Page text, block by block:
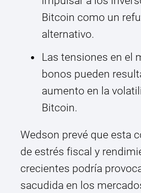
Bitcoin como un
alternativo.
Las tensiones en el
bonos pueden
aumento en la
Bitcoin.
Wedson prevé que esta
de estrés fiscal y
crecientes podría
sacudida en los